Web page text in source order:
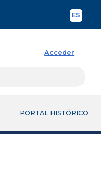
ES
Acceder
PORTAL HISTÓRICO